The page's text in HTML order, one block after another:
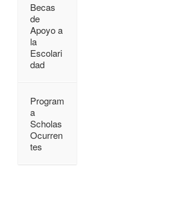
Becas
de
Apoyo a
la
Escolari
dad
Program
a
Scholas
Ocurren
tes